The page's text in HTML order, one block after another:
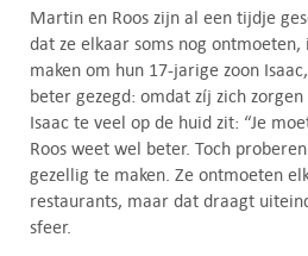
Martin en Roos zijn al een tijdje
dat ze elkaar soms nog ontmoeten,
maken om hun 17-jarige zoon
beter gezegd: omdat zíj zich
Isaac te veel op de huid zit: “Je
Roos weet wel beter. Toch
gezellig te maken. Ze ontmoeten
restaurants, maar dat draagt
sfeer.